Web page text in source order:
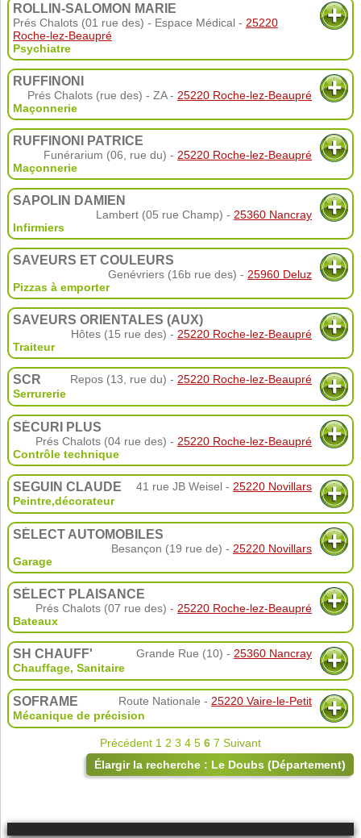
ROLLIN-SALOMON MARIE
Prés Chalots (01 rue des) - Espace Médical - 25220
Roche-lez-Beaupré
Psychiatre
RUFFINONI
Prés Chalots (rue des) - ZA - 25220 Roche-lez-Beaupré
Maçonnerie
RUFFINONI PATRICE
Funérarium (06, rue du) - 25220 Roche-lez-Beaupré
Maçonnerie
SAPOLIN DAMIEN
Lambert (05 rue Champ) - 25360 Nancray
Infirmiers
SAVEURS ET COULEURS
Genévriers (16b rue des) - 25960 Deluz
Pizzas à emporter
SAVEURS ORIENTALES (AUX)
Hôtes (15 rue des) - 25220 Roche-lez-Beaupré
Traiteur
SCR Repos (13, rue du) - 25220 Roche-lez-Beaupré
Serrurerie
SÉCURI PLUS
Prés Chalots (04 rue des) - 25220 Roche-lez-Beaupré
Contrôle technique
SEGUIN CLAUDE 41 rue JB Weisel - 25220 Novillars
Peintre,décorateur
SÉLECT AUTOMOBILES
Besançon (19 rue de) - 25220 Novillars
Garage
SÉLECT PLAISANCE
Prés Chalots (07 rue des) - 25220 Roche-lez-Beaupré
Bateaux
SH CHAUFF' Grande Rue (10) - 25360 Nancray
Chauffage, Sanitaire
SOFRAME Route Nationale - 25220 Vaire-le-Petit
Mécanique de précision
Précédent 1 2 3 4 5 6 7 Suivant
Élargir la recherche : Le Doubs (Département)